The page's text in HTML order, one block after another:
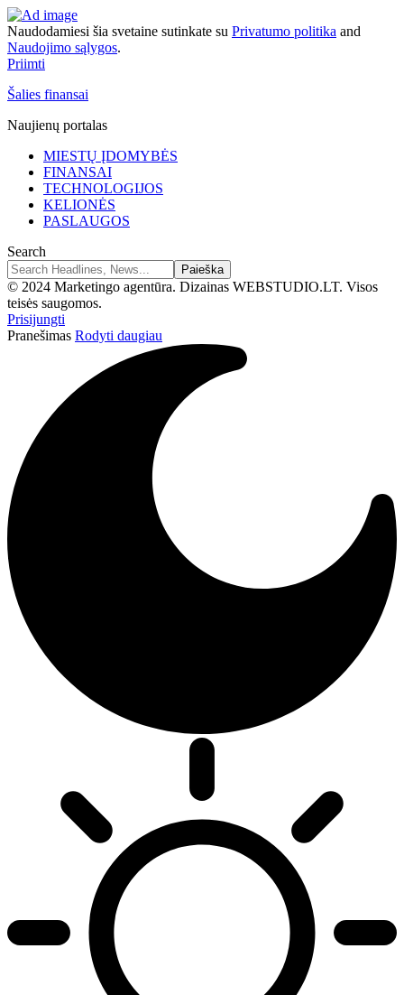
Naudodamiesi šia svetaine sutinkate su Privatumo politika and
Naudojimo sąlygos.
Priimti
Šalies finansai
Naujienų portalas
MIESTŲ ĮDOMYBĖS
FINANSAI
TECHNOLOGIJOS
KELIONĖS
PASLAUGOS
Search
© 2024 Marketingo agentūra. Dizainas WEBSTUDIO.LT. Visos
teisės saugomos.
Prisijungti
Pranešimas Rodyti daugiau